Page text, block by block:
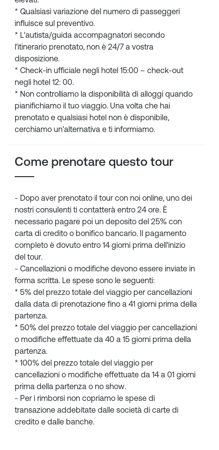
* Qualsiasi variazione del numero di passeggeri
influisce sul preventivo.
* L'autista/guida accompagnatori secondo
l'itinerario prenotato, non è 24/7 a vostra
disposizione.
* Check-in ufficiale negli hotel 15:00 – check-out
negli hotel 12: 00.
* Non controlliamo la disponibilità di alloggi quando
pianifichiamo il tuo viaggio. Una volta che hai
prenotato e qualsiasi hotel non è disponibile,
cerchiamo un'alternativa e ti informiamo.
Come prenotare questo tour
- Dopo aver prenotato il tour con noi online, uno dei
nostri consulenti ti contatterà entro 24 ore. È
necessario pagare poi un deposito del 25% con
carta di credito o bonifico bancario. Il pagamento
completo è dovuto entro 14 giorni prima dell'inizio
del tour.
- Cancellazioni o modifiche devono essere inviate in
forma scritta. Le spese sono le seguenti:
* 5% del prezzo totale del viaggio per cancellazioni
dalla data di prenotazione fino a 41 giorni prima della
partenza.
* 50% del prezzo totale del viaggio per cancellazioni
o modifiche effettuate da 40 a 15 giorni prima della
partenza.
* 100% del prezzo totale del viaggio per
cancellazioni o modifiche effettuate da 14 a 01 giorni
prima della partenza o no show.
- Per i rimborsi non copriamo le spese di
transazione addebitate dalle società di carte di
credito e dalle banche.